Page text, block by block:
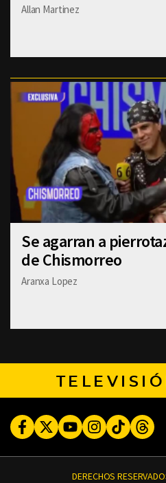
Allan Martinez
Se agarran a
de Chismorreo
Aranxa Lopez
FacebookTwitterYoutubeInstagram
TikTok
DERECHOS